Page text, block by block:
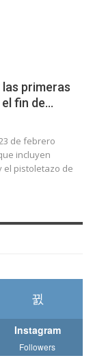
primeras
fin de…
de febrero
incluyen
el pistoletazo de
Instagram
Followers